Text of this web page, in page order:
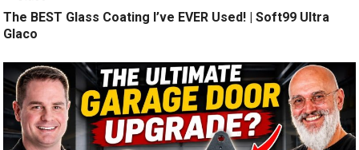
The BEST Glass Coating I’ve EVER Used! | Soft99 Ultra
Glaco